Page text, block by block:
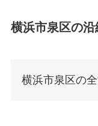
横浜市泉区の沿
横浜市泉区の